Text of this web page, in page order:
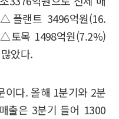
플랜트 3496억원(16.
토목 1498억원(7.2%)
았다.
이다. 올해 1분기와 2분
출은 3분기 들어 1300